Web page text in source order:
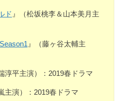
ド 』（松坂桃李＆山本美月主
』（藤ヶ谷太輔主
淳平主演）：2019春ドラマ
主演）：2019春ドラマ